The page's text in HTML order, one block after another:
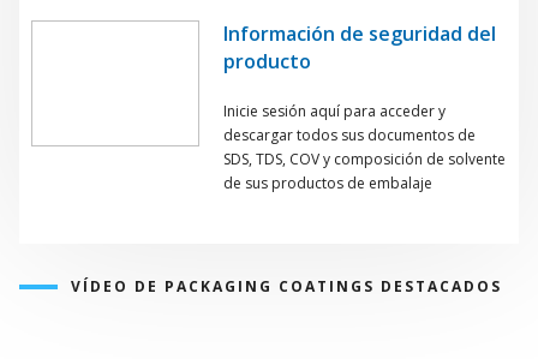
Información de seguridad del
producto
Inicie sesión aquí para acceder y
descargar todos sus documentos de
SDS, TDS, COV y composición de solvente
de sus productos de embalaje
VÍDEO DE PACKAGING COATINGS DESTACADOS